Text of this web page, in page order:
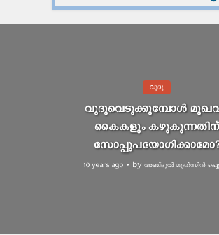
വുദു
വുദുവെടുക്കുമ്പോള്‍
കൈകളും കഴുകുന്നതിന്
10 years ago by അബ്ദുല്‍ മുഹ്സിന്‍